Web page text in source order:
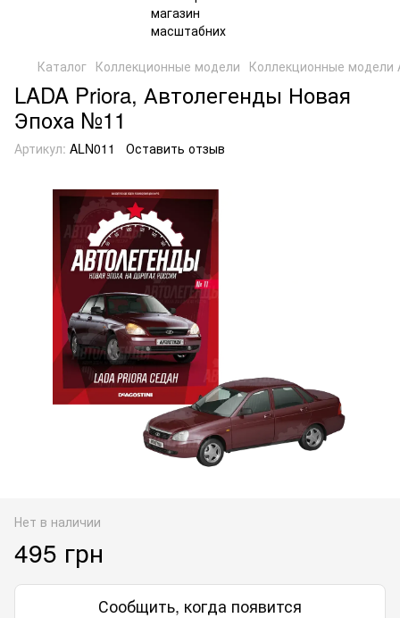
Каталог Коллекционные модели Коллекционные модели
LADA Priora, Автолегенды Новая
Эпоха №11
Артикул: ALN011 Оставить отзыв
Нет в наличии
495 грн
Сообщить, когда появится